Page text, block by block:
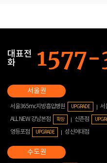
대표전
화
서울365mc지방흡입병원 UPGRADE 서
ALL NEW 강남본점 확장 신촌점
영등포점
UPGRADE 성신여대점